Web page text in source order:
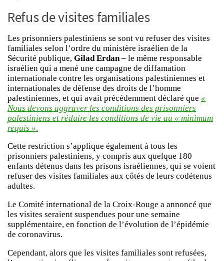
Refus de visites familiales
Les prisonniers palestiniens se sont vu refuser des visites
familiales selon l’ordre du ministère israélien de la
Sécurité publique, Gilad Erdan – le même responsable
israélien qui a mené une campagne de diffamation
internationale contre les organisations palestiniennes et
internationales de défense des droits de l’homme
palestiniennes, et qui avait précédemment déclaré que «
Nous devons aggraver les conditions des prisonniers
palestiniens et réduire les conditions de vie au « minimum
requis ».
Cette restriction s’applique également à tous les
prisonniers palestiniens, y compris aux quelque 180
enfants détenus dans les prisons israéliennes, qui se voient
refuser des visites familiales aux côtés de leurs codétenus
adultes.
Le Comité international de la Croix-Rouge a annoncé que
les visites seraient suspendues pour une semaine
supplémentaire, en fonction de l’évolution de l’épidémie
de coronavirus.
Cependant, alors que les visites familiales sont refusées,